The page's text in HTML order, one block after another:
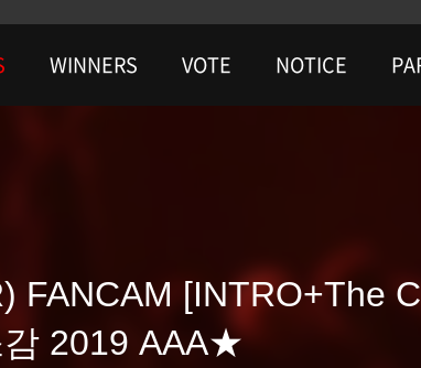
WINNERS VOTE NOTICE
[INTRO+The
감 2019 AAA★